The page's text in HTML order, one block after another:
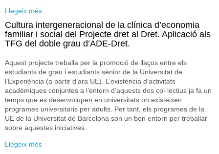
Llegeix més
mitjançant rúbriques i diari reflexiu.
Cultura intergeneracional de la clínica d’economia
familiar i social del Projecte dret al Dret. Aplicació als
TFG del doble grau d’ADE-Dret.
Aquest projecte treballa per la promoció de llaços entre els
estudiants de grau i estudiants sènior de la Universitat de
l’Experiència (a partir d’ara UE). L’existència d’activitats
acadèmiques conjuntes a l’entorn d’aquests dos col·lectius ja fa un
temps que es desenvolupen en universitats on existeixen
programes universitaris per adults. Per tant, els programes de la
UE de la Universitat de Barcelona son un bon entorn per treballar
sobre aquestes iniciatives.
Llegeix més